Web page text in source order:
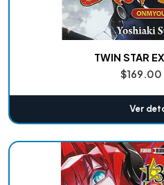
TWIN STAR
$169.00
Ver